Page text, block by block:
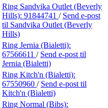
Ring Sandvika Outlet (Beverly
Hills): 91844741 / Send e-post
til Sandvika Outlet (Beverly
Hills)
Ring Jernia (Bialetti):
67566611 / Send e-post til
Jernia (Bialetti)
Ring Kitch'n (Bialetti):
67550960 / Send e-post til
Kitch'n (Bialetti)
Ring Normal (Bibs):